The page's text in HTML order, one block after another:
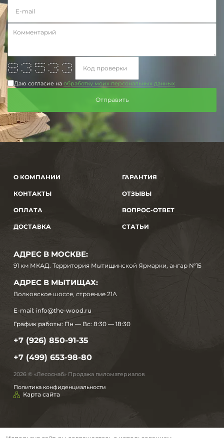
***** ***** ******* ***** *****
* * * * * * * * *
* * * ****** * *
***** ** * ** **
* * * * * *
* * * * * * * * * *
***** ***** ***** ***** *****
Даю согласие на обработку моих персональных данных
О КОМПАНИИ
КОНТАКТЫ
ОПЛАТА
ДОСТАВКА
ГАРАНТИЯ
ОТЗЫВЫ
ВОПРОС-ОТВЕТ
СТАТЬИ
АДРЕС В МОСКВЕ:
91 км МКАД. Территория Мытищинской Ярмарки, ангар №15
АДРЕС В МЫТИЩАХ:
Волковское шоссе, строение 21А
E-mail: info@the-wood.ru
График работы: Пн — Вс: 8:30 — 18:30
+7 (926) 850-91-35
+7 (499) 653-98-80
2026 © «Лесоснаб» Продажа пиломатериалов
Политика конфиденциальности
Карта сайта